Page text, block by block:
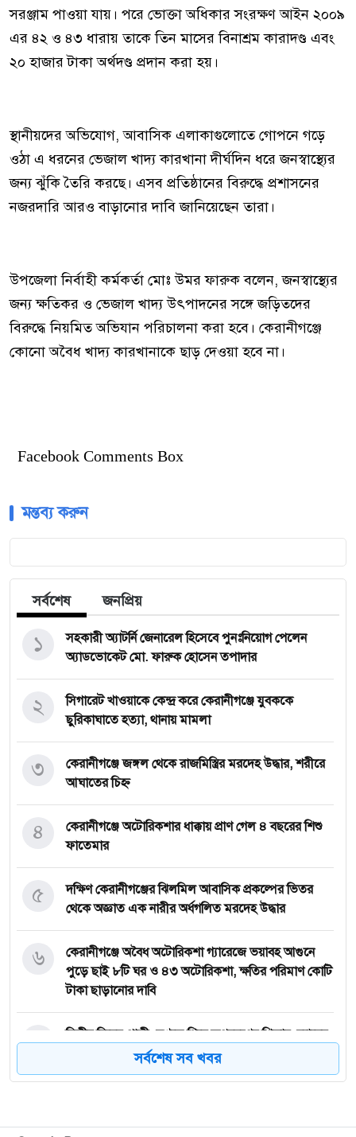
সরঞ্জাম পাওয়া যায়। পরে ভোক্তা অধিকার সংরক্ষণ আইন ২০০৯
এর ৪২ ও ৪৩ ধারায় তাকে তিন মাসের বিনাশ্রম কারাদণ্ড এবং
২০ হাজার টাকা অর্থদণ্ড প্রদান করা হয়।
স্থানীয়দের অভিযোগ, আবাসিক এলাকাগুলোতে গোপনে গড়ে
ওঠা এ ধরনের ভেজাল খাদ্য কারখানা দীর্ঘদিন ধরে জনস্বাস্থ্যের
জন্য ঝুঁকি তৈরি করছে। এসব প্রতিষ্ঠানের বিরুদ্ধে প্রশাসনের
নজরদারি আরও বাড়ানোর দাবি জানিয়েছেন তারা।
উপজেলা নির্বাহী কর্মকর্তা মোঃ উমর ফারুক বলেন, জনস্বাস্থ্যের
জন্য ক্ষতিকর ও ভেজাল খাদ্য উৎপাদনের সঙ্গে জড়িতদের
বিরুদ্ধে নিয়মিত অভিযান পরিচালনা করা হবে। কেরানীগঞ্জে
কোনো অবৈধ খাদ্য কারখানাকে ছাড় দেওয়া হবে না।
Facebook Comments Box
মন্তব্য করুন
সর্বশেষ জনপ্রিয়
সহকারী অ্যাটর্নি জেনারেল হিসেবে পুনঃনিয়োগ পেলেন
অ্যাডভোকেট মো. ফারুক হোসেন তপাদার
১
সিগারেট খাওয়াকে কেন্দ্র করে কেরানীগঞ্জে যুবককে
ছুরিকাঘাতে হত্যা, থানায় মামলা
২
কেরানীগঞ্জে জঙ্গল থেকে রাজমিস্ত্রির মরদেহ উদ্ধার, শরীরে
আঘাতের চিহ্ন
৩
কেরানীগঞ্জে অটোরিকশার ধাক্কায় প্রাণ গেল ৪ বছরের শিশু
ফাতেমার
৪
দক্ষিণ কেরানীগঞ্জের ঝিলমিল আবাসিক প্রকল্পের ভিতর
থেকে অজ্ঞাত এক নারীর অর্ধগলিত মরদেহ উদ্ধার
৫
কেরানীগঞ্জে অবৈধ অটোরিকশা গ্যারেজে ভয়াবহ আগুনে
পুড়ে ছাই ৮টি ঘর ও ৪৩ অটোরিকশা, ক্ষতির পরিমাণ কোটি
টাকা ছাড়ানোর দাবি
৬
দ্বিতীয় বিয়ের পাত্রী দেখতে গিয়ে অপহরণের শিকার, র‍্যাবের
অভিযানে উদ্ধার; গ্রেপ্তার ৪
৭
সর্বশেষ সব খবর